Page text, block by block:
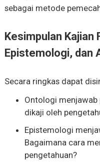
sebagai metode
Kesimpulan Kajian
Epistemologi, dan
Secara ringkas dapat
Ontologi menjawab
dikaji oleh
Epistemologi
Bagaimana cara
pengetahuan?